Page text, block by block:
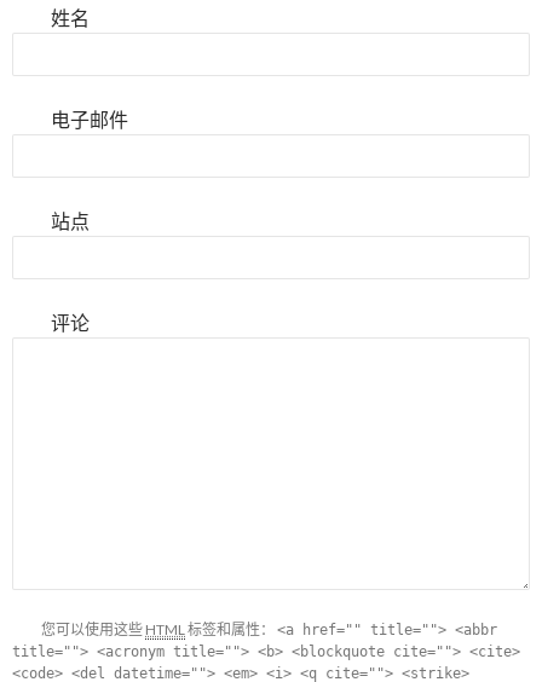
姓名
电子邮件
站点
评论
您可以使用这些 HTML 标签和属性： <a href="" title=""> <abbr
title=""> <acronym title=""> <b> <blockquote cite=""> <cite>
<code> <del datetime=""> <em> <i> <q cite=""> <strike>